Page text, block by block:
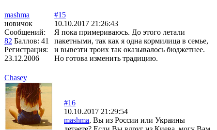
mashma
новичок
Сообщений:
82 Баллов: 41
Регистрация:
23.12.2006
#15
10.10.2017 21:26:43
Я пока примериваюсь. До этого летали
пакетными, так как я одна кормилица в семье,
и вывезти троих так оказывалось бюджетнее.
Но готова изменить традицию.
Chasey
#16
10.10.2017 21:29:54
mashma, Вы из России или Украины